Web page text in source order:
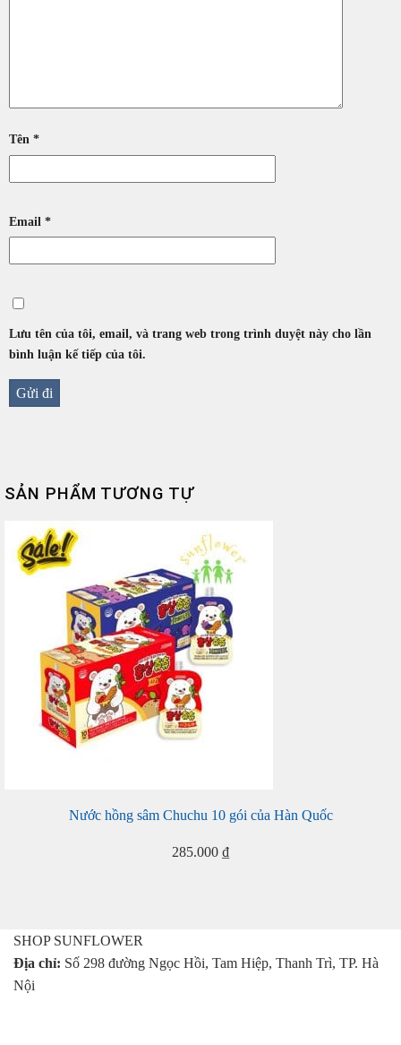
Tên *
Email *
Lưu tên của tôi, email, và trang web trong trình duyệt này cho lần
bình luận kế tiếp của tôi.
SẢN PHẨM TƯƠNG TỰ
Nước hồng sâm Chuchu 10 gói của Hàn Quốc
285.000 ₫
SHOP SUNFLOWER
Địa chỉ: Số 298 đường Ngọc Hồi, Tam Hiệp, Thanh Trì, TP. Hà
Nội